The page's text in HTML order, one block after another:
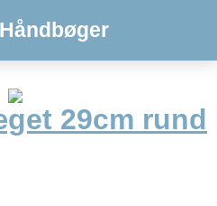
29cm rund